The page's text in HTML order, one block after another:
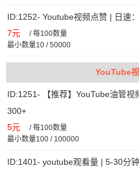
ID:1252- Youtube视频点赞 | 日速
7元 /每100数量
最小数量10 / 50000
YouTube
ID:1251- 【推荐】YouTube油管视
300+
5元 /每100数量
最小数量100 / 100000
ID:1401- youtube观看量 | 5-30分